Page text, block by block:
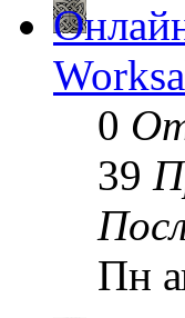
0
39
Пн